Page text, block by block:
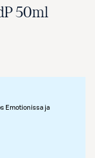
50ml
Emotionissa ja